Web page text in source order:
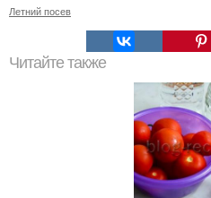
Летний посев
Читайте также